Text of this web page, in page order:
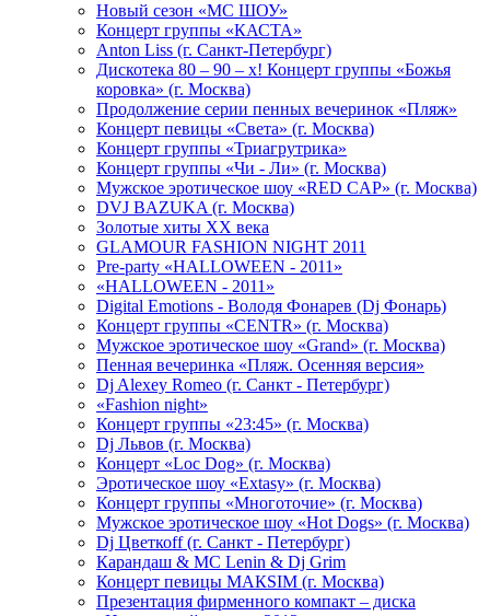
Новый сезон «МС ШОУ»
Концерт группы «КАСТА»
Anton Liss (г. Санкт-Петербург)
Дискотека 80 – 90 – х! Концерт группы «Божья
коровка» (г. Москва)
Продолжение серии пенных вечеринок «Пляж»
Концерт певицы «Света» (г. Москва)
Концерт группы «Триагрутрика»
Концерт группы «Чи - Ли» (г. Москва)
Мужское эротическое шоу «RED CAP» (г. Москва)
DVJ BAZUKA (г. Москва)
Золотые хиты XX века
GLAMOUR FASHION NIGHT 2011
Pre-party «HALLOWEEN - 2011»
«HALLOWEEN - 2011»
Digital Emotions - Володя Фонарев (Dj Фонарь)
Концерт группы «CENTR» (г. Москва)
Мужское эротическое шоу «Grand» (г. Москва)
Пенная вечеринка «Пляж. Осенняя версия»
Dj Alexey Romeo (г. Санкт - Петербург)
«Fashion night»
Концерт группы «23:45» (г. Москва)
Dj Львов (г. Москва)
Концерт «Loc Dog» (г. Москва)
Эротическое шоу «Extasy» (г. Москва)
Концерт группы «Многоточие» (г. Москва)
Мужское эротическое шоу «Hot Dogs» (г. Москва)
Dj Цветкоff (г. Санкт - Петербург)
Карандаш & МС Lenin & Dj Grim
Концерт певицы МАКSIМ (г. Москва)
Презентация фирменного компакт – диска